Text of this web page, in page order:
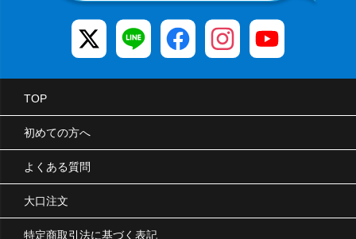
TOP
初めての方へ
よくある質問
大口注文
特定商取引法に基づく表記